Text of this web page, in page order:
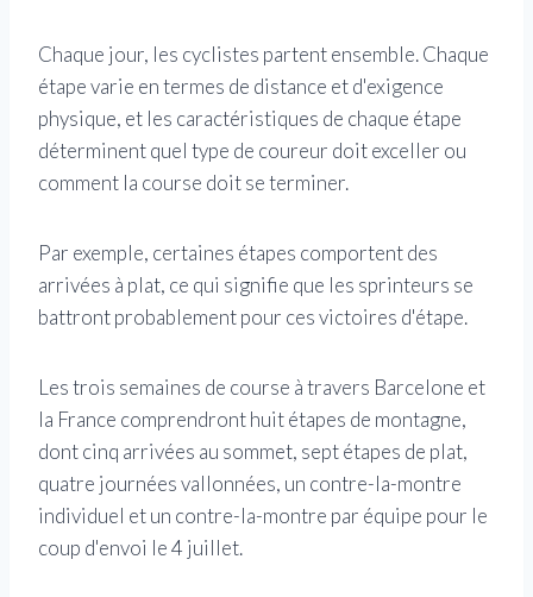
Chaque jour, les cyclistes partent ensemble. Chaque
étape varie en termes de distance et d'exigence
physique, et les caractéristiques de chaque étape
déterminent quel type de coureur doit exceller ou
comment la course doit se terminer.
Par exemple, certaines étapes comportent des
arrivées à plat, ce qui signifie que les sprinteurs se
battront probablement pour ces victoires d'étape.
Les trois semaines de course à travers Barcelone et
la France comprendront huit étapes de montagne,
dont cinq arrivées au sommet, sept étapes de plat,
quatre journées vallonnées, un contre-la-montre
individuel et un contre-la-montre par équipe pour le
coup d'envoi le 4 juillet.